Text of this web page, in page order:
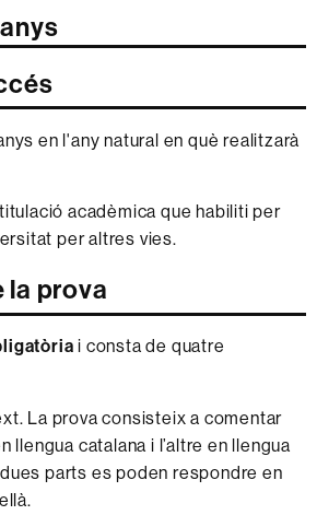
en l'any natural en què realitzarà
acadèmica que habiliti per
per altres vies.
la prova
i consta de quatre
La prova consisteix a comentar
llengua catalana i l’altre en llengua
parts es poden respondre en